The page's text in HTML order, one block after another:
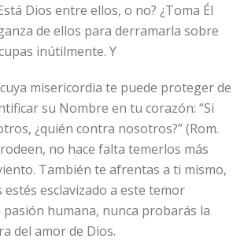
Dios entre ellos, o no? ¿Toma Él
de ellos para derramarla sobre
inútilmente. Y
misericordia te puede proteger de
su Nombre en tu corazón: “Si
¿quién contra nosotros?” (Rom.
no hace falta temerlos más
También te afrentas a ti mismo,
esclavizado a este temor
humana, nunca probarás la
del amor de Dios.